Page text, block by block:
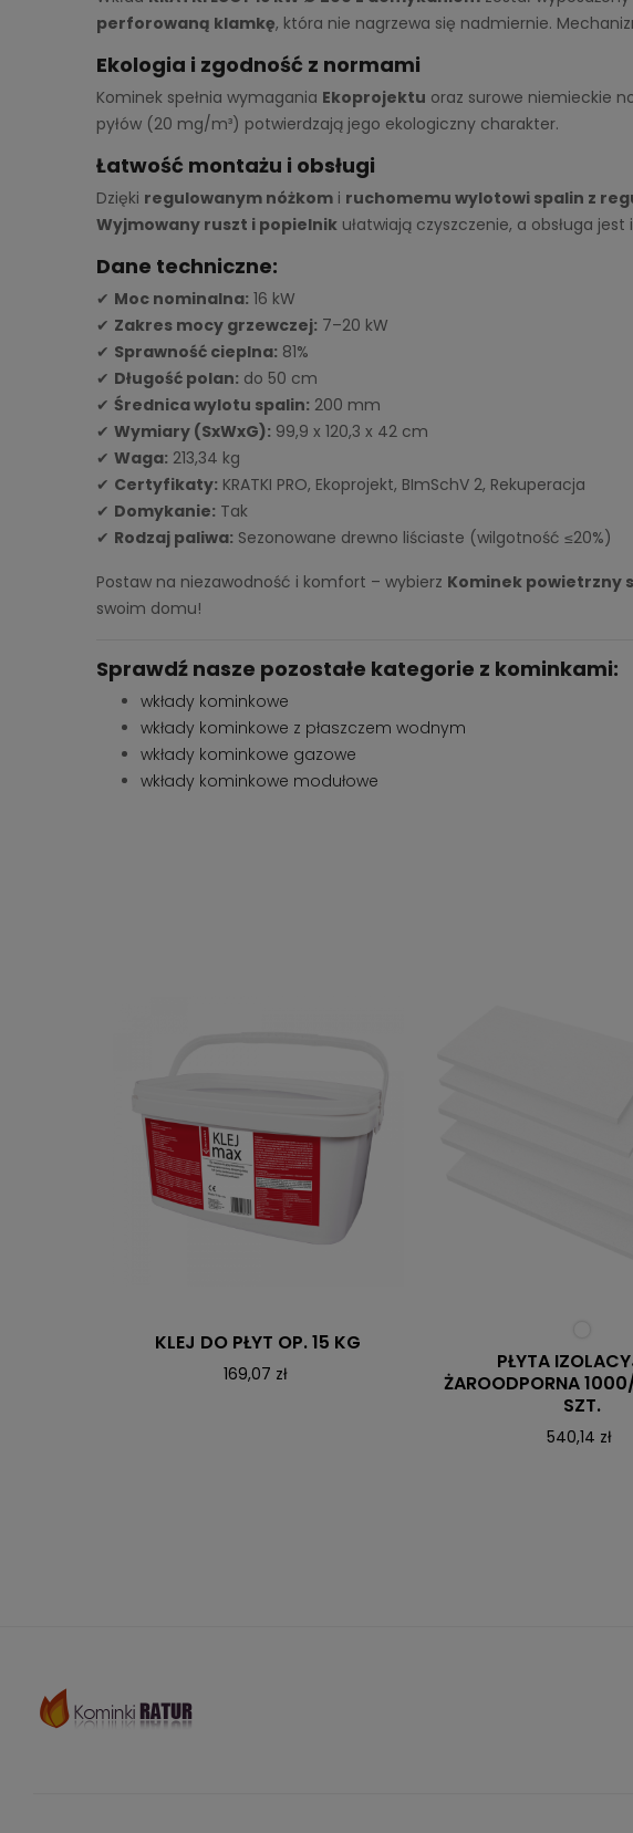
perforowaną klamkę, która nie nagrzewa się nadmiernie.
Ekologia i zgodność z normami
Kominek spełnia wymagania Ekoprojektu oraz surowe niemieckie
pyłów (20 mg/m³) potwierdzają jego ekologiczny charakter.
Łatwość montażu i obsługi
Dzięki regulowanym nóżkom i ruchomemu wylotowi spalin z
Wyjmowany ruszt i popielnik ułatwiają czyszczenie, a obsługa
Dane techniczne:
✔ Moc nominalna: 16 kW
✔ Zakres mocy grzewczej: 7–20 kW
✔ Sprawność cieplna: 81%
✔ Długość polan: do 50 cm
✔ Średnica wylotu spalin: 200 mm
✔ Wymiary (SxWxG): 99,9 x 120,3 x 42 cm
✔ Waga: 213,34 kg
✔ Certyfikaty: KRATKI PRO, Ekoprojekt, BImSchV 2, Rekuperacja
✔ Domykanie: Tak
✔ Rodzaj paliwa: Sezonowane drewno liściaste (wilgotność ≤20%)
Postaw na niezawodność i komfort – wybierz Kominek powietrzny
swoim domu!
Sprawdź nasze pozostałe kategorie z kominkami:
wkłady kominkowe
wkłady kominkowe z płaszczem wodnym
wkłady kominkowe gazowe
wkłady kominkowe modułowe
KLEJ DO PŁYT OP. 15 KG
169,07 zł
PŁYTA
ŻAROODPORNA
SZT.
540,14 zł